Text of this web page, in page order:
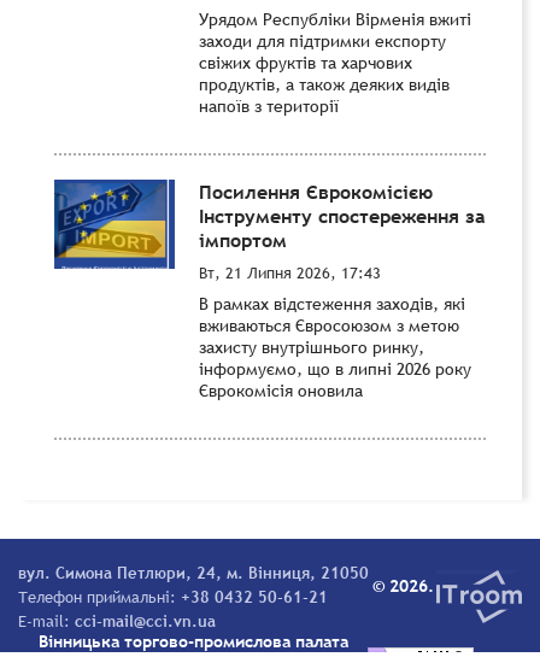
Урядом Республіки Вірменія вжиті
заходи для підтримки експорту
свіжих фруктів та харчових
продуктів, а також деяких видів
напоїв з території
Посилення Єврокомісією
Інструменту спостереження за
імпортом
Вт, 21 Липня 2026, 17:43
В рамках відстеження заходів, які
вживаються Євросоюзом з метою
захисту внутрішнього ринку,
інформуємо, що в липні 2026 року
Єврокомісія оновила
вул. Симона Петлюри, 24, м. Вінниця, 21050
Телефон приймальні: +38 0432 50-61-21
E-mail: cci-mail@cci.vn.ua
© 2026.
Вінницька торгово-промислова палата